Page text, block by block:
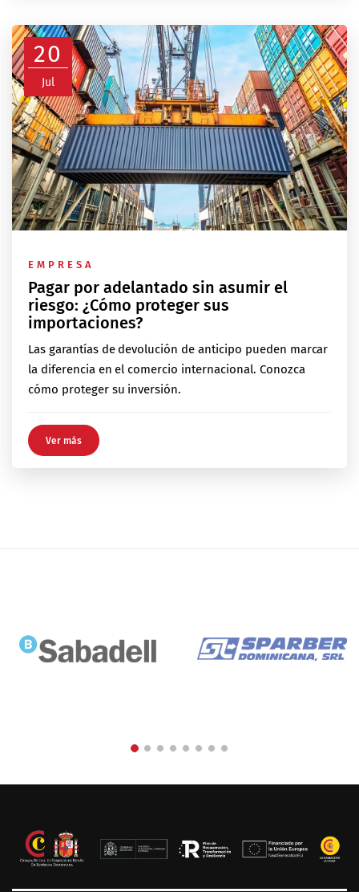
20
Jul
EMPRESA
Pagar por adelantado sin asumir el
riesgo: ¿Cómo proteger sus
importaciones?
Las garantías de devolución de anticipo pueden marcar
la diferencia en el comercio internacional. Conozca
cómo proteger su inversión.
Ver más